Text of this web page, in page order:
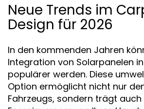
Neue Trends im
Design für 2026
In den kommenden Jahren
Integration von Solarpanelen
populärer werden. Diese
Option ermöglicht nicht nur
Fahrzeugs, sondern trägt auch